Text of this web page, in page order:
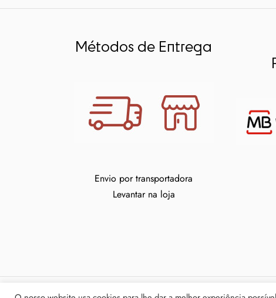
Métodos de Entrega
Envio por transportadora
Levantar na loja